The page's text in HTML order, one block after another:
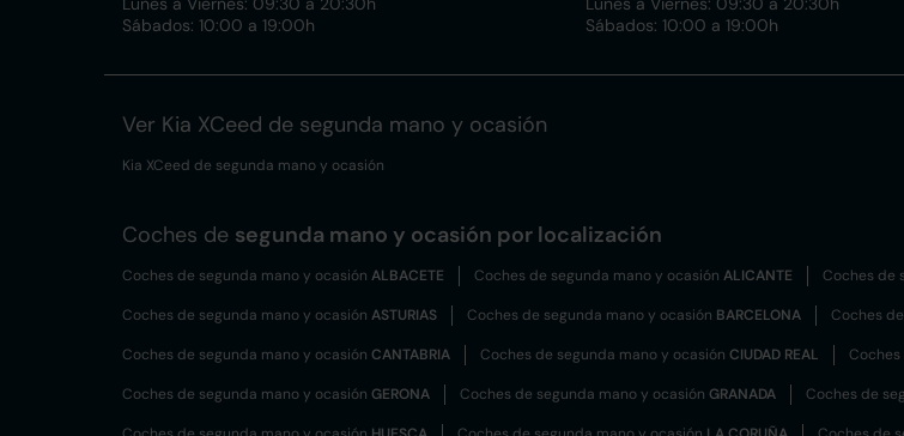
Sábados: 10:00 a 19:00h
Sábados: 10:00 a 19:00h
Ver Kia XCeed de segunda mano y ocasión
Kia XCeed de segunda mano y ocasión
Coches de segunda mano y ocasión por localización
Coches de segunda mano y ocasión ALBACETE Coches de segunda mano y ocasión ALICANTE Coches de
Coches de segunda mano y ocasión ASTURIAS Coches de segunda mano y ocasión BARCELONA Coches
Coches de segunda mano y ocasión CANTABRIA Coches de segunda mano y ocasión CIUDAD REAL
Coches de segunda mano y ocasión GERONA Coches de segunda mano y ocasión GRANADA Coches de